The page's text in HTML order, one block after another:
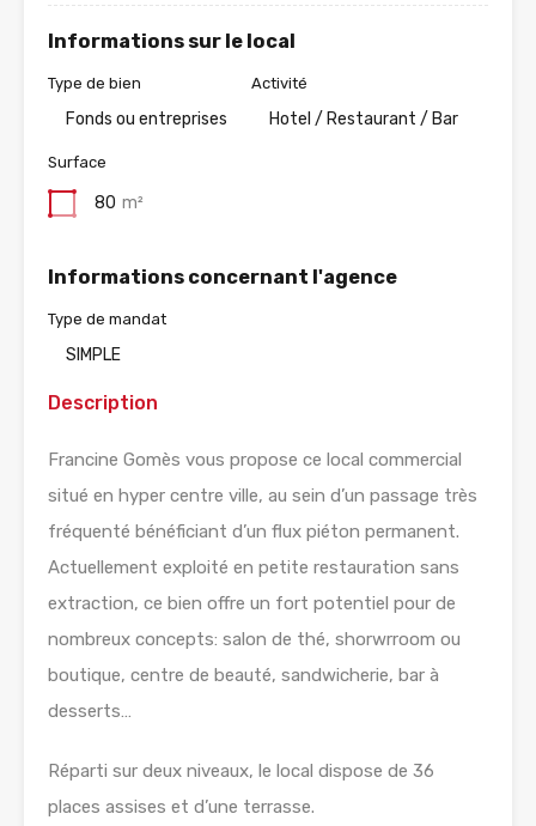
Informations sur le local
Type de bien
Fonds ou entreprises
Activité
Hotel / Restaurant / Bar
Surface
80 m²
Informations concernant l'agence
Type de mandat
SIMPLE
Description
Francine Gomès vous propose ce local commercial
situé en hyper centre ville, au sein d’un passage très
fréquenté bénéficiant d’un flux piéton permanent.
Actuellement exploité en petite restauration sans
extraction, ce bien offre un fort potentiel pour de
nombreux concepts: salon de thé, shorwrroom ou
boutique, centre de beauté, sandwicherie, bar à
desserts…
Réparti sur deux niveaux, le local dispose de 36
places assises et d’une terrasse.